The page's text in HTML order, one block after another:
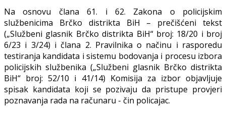
Na osnovu člana 61. i 62. Zakona o policijskim
službenicima Brčko distrikta BiH – prečišćeni tekst
(„Službeni glasnik Brčko distrikta BiH“ broj: 18/20 i broj
6/23 i 3/24) i člana 2. Pravilnika o načinu i rasporedu
testiranja kandidata i sistemu bodovanja i procesu izbora
policijskih službenika („Službeni glasnik Brčko distrikta
BiH“ broj: 52/10 i 41/14) Komisija za izbor objavljuje
spisak kandidata koji se pozivaju da pristupe provjeri
poznavanja rada na računaru - čin policajac.